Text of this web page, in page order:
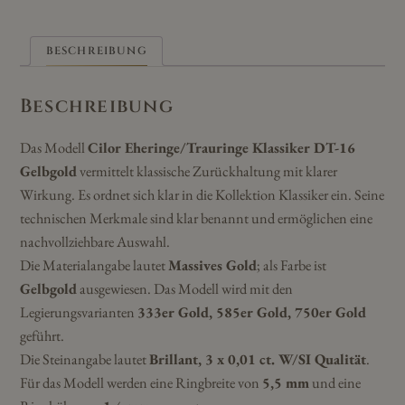
BESCHREIBUNG
Beschreibung
Das ModellCilor Eheringe/Trauringe Klassiker DT-16
Gelbgoldvermittelt klassische Zurückhaltung mit klarer
Wirkung. Es ordnet sich klar in die Kollektion Klassiker ein. Seine
technischen Merkmale sind klar benannt und ermöglichen eine
nachvollziehbare Auswahl.
Die Materialangabe lautetMassives Gold; als Farbe ist
Gelbgoldausgewiesen. Das Modell wird mit den
Legierungsvarianten 333er Gold, 585er Gold, 750er Gold
geführt.
Die Steinangabe lautetBrillant, 3 x 0,01 ct. W/SI Qualität.
Für das Modell werden eine Ringbreite von 5,5 mmund eine